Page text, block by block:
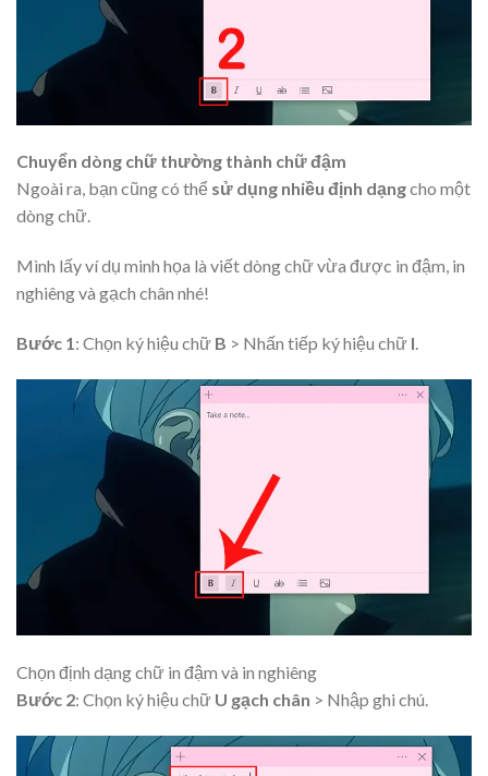
Chuyển dòng chữ thường thành chữ đậm
Ngoài ra, bạn cũng có thể sử dụng nhiều định dạngcho một
dòng chữ.
Mình lấy ví dụ minh họa là viết dòng chữ vừa được in đậm, in
nghiêng và gạch chân nhé!
Bước 1: Chọn ký hiệu chữ B > Nhấn tiếp ký hiệu chữ I.
Chọn định dạng chữ in đậm và in nghiêng
Bước 2: Chọn ký hiệu chữ U gạch chân > Nhập ghi chú.